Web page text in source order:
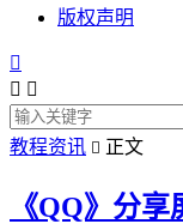
版权声明

 
教程资讯  正文
《QQ》分